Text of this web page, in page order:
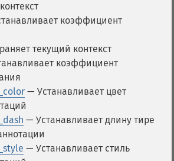
коэффициент
текущий контекст
коэффициент
— Устанавливает цвет
— Устанавливает длину тире
— Устанавливает стиль